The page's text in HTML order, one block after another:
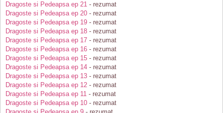
Dragoste si Pedeapsa ep 21 - rezumat
Dragoste si Pedeapsa ep 20 - rezumat
Dragoste si Pedeapsa ep 19 - rezumat
Dragoste si Pedeapsa ep 18 - rezumat
Dragoste si Pedeapsa ep 17 - rezumat
Dragoste si Pedeapsa ep 16 - rezumat
Dragoste si Pedeapsa ep 15 - rezumat
Dragoste si Pedeapsa ep 14 - rezumat
Dragoste si Pedeapsa ep 13 - rezumat
Dragoste si Pedeapsa ep 12 - rezumat
Dragoste si Pedeapsa ep 11 - rezumat
Dragoste si Pedeapsa ep 10 - rezumat